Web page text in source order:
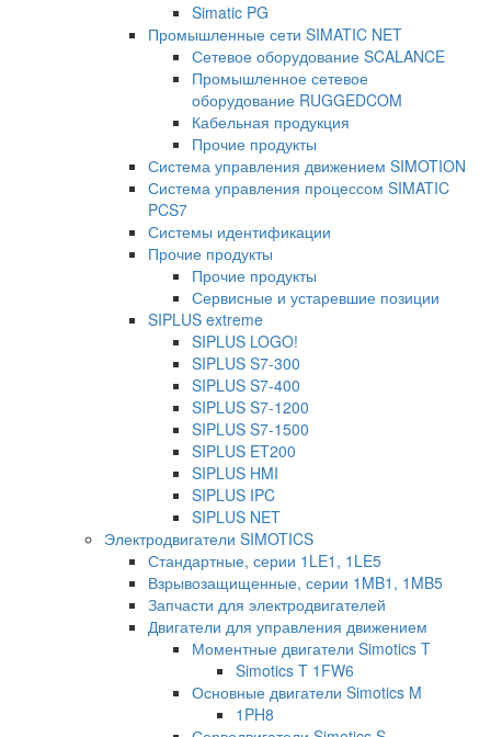
Simatic PG
Промышленные сети SIMATIC NET
Сетевое оборудование SCALANCE
Промышленное сетевое
оборудование RUGGEDCOM
Кабельная продукция
Прочие продукты
Система управления движением SIMOTION
Система управления процессом SIMATIC
PCS7
Системы идентификации
Прочие продукты
Прочие продукты
Сервисные и устаревшие позиции
SIPLUS extreme
SIPLUS LOGO!
SIPLUS S7-300
SIPLUS S7-400
SIPLUS S7-1200
SIPLUS S7-1500
SIPLUS ET200
SIPLUS HMI
SIPLUS IPC
SIPLUS NET
Электродвигатели SIMOTICS
Стандартные, серии 1LE1, 1LE5
Взрывозащищенные, серии 1MB1, 1MB5
Запчасти для электродвигателей
Двигатели для управления движением
Моментные двигатели Simotics T
Simotics T 1FW6
Основные двигатели Simotics M
1PH8